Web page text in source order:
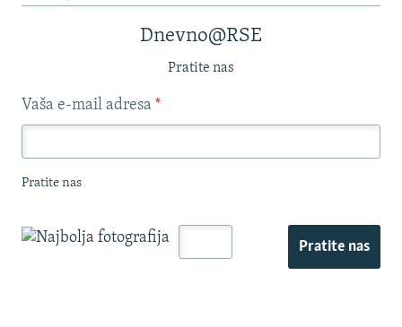
Dnevno@RSE
Pratite nas
Vaša e-mail adresa *
Pratite nas
Pratite nas